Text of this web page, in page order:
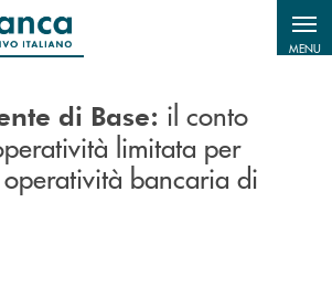
MENU
di Base: il conto
limitata per
bancaria di